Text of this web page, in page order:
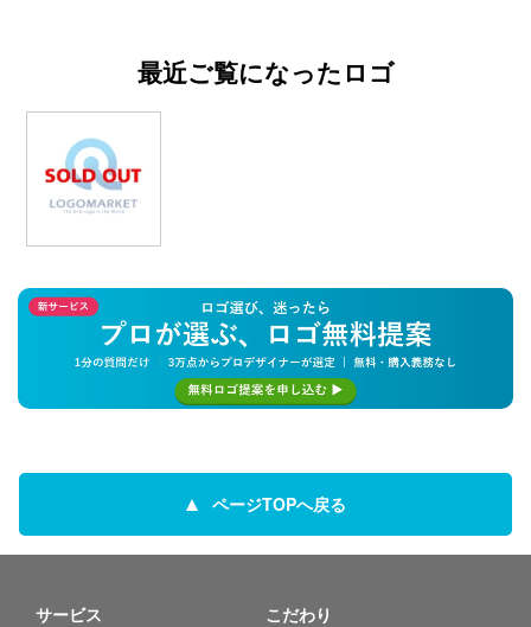
最近ご覧になったロゴ
ページTOPへ戻る
サービス こだわり